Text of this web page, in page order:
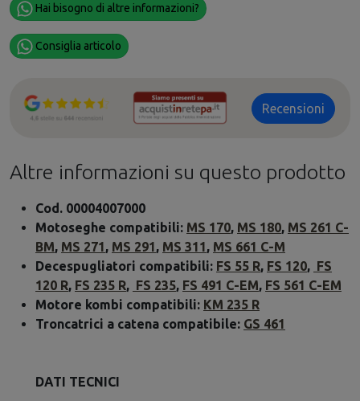
Hai bisogno di altre informazioni?
Consiglia articolo
Recensioni
Altre informazioni su questo prodotto
Cod. 00004007000
Motoseghe compatibili: MS 170, MS 180, MS 261 C-
BM, MS 271, MS 291, MS 311, MS 661 C-M
Decespugliatori compatibili: FS 55 R, FS 120, FS
120 R, FS 235 R, FS 235, FS 491 C-EM, FS 561 C-EM
Motore kombi compatibili: KM 235 R
Troncatrici a catena compatibile: GS 461
DATI TECNICI